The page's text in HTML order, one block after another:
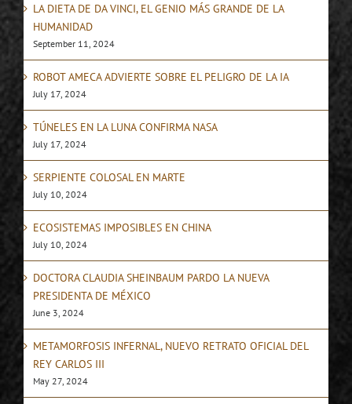
LA DIETA DE DA VINCI, EL GENIO MÁS GRANDE DE LA
HUMANIDAD
September 11, 2024
ROBOT AMECA ADVIERTE SOBRE EL PELIGRO DE LA IA
July 17, 2024
TÚNELES EN LA LUNA CONFIRMA NASA
July 17, 2024
SERPIENTE COLOSAL EN MARTE
July 10, 2024
ECOSISTEMAS IMPOSIBLES EN CHINA
July 10, 2024
DOCTORA CLAUDIA SHEINBAUM PARDO LA NUEVA
PRESIDENTA DE MÉXICO
June 3, 2024
METAMORFOSIS INFERNAL, NUEVO RETRATO OFICIAL DEL
REY CARLOS III
May 27, 2024